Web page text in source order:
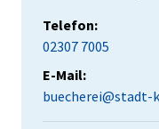
Telefon:
02307 7005
E-Mail:
buecherei@stadt-